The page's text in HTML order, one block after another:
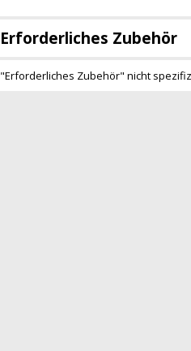
Erforderliches Zubehör
"Erforderliches Zubehör" nicht